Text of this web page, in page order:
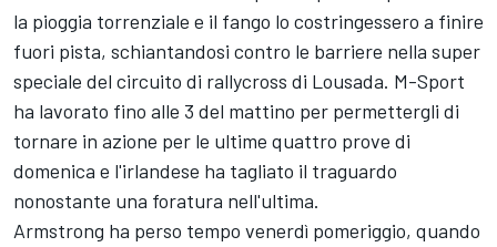
la pioggia torrenziale e il fango lo costringessero a finire
fuori pista, schiantandosi contro le barriere nella super
speciale del circuito di rallycross di Lousada. M-Sport
ha lavorato fino alle 3 del mattino per permettergli di
tornare in azione per le ultime quattro prove di
domenica e l'irlandese ha tagliato il traguardo
nonostante una foratura nell'ultima.
Armstrong ha perso tempo venerdì pomeriggio, quando